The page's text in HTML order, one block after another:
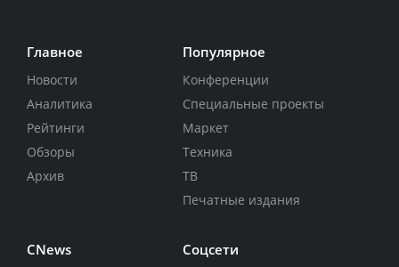
Главное
Новости
Аналитика
Рейтинги
Обзоры
Архив
Популярное
Конференции
Специальные проекты
Маркет
Техника
ТВ
Печатные издания
CNews Соцсети